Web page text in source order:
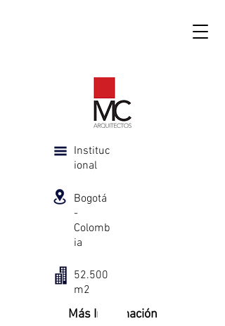
Instituc
ional
Bogotá
-
Colomb
ia
52.500
m2
Más Información